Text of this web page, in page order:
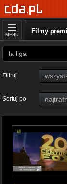
MENU Filmy
Filtruj
Sortuj po